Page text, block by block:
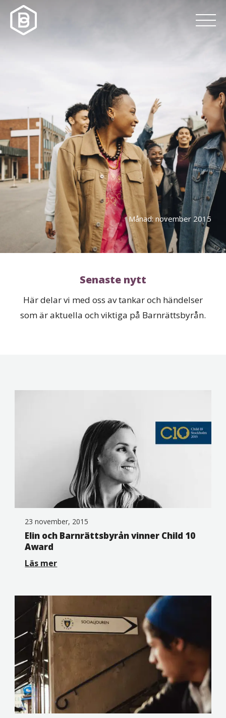
Månad: november 2015
Senaste nytt
Här delar vi med oss av tankar och händelser
som är aktuella och viktiga på Barnrättsbyrån.
23 november, 2015
Elin och Barnrättsbyrån vinner Child 10
Award
Läs mer